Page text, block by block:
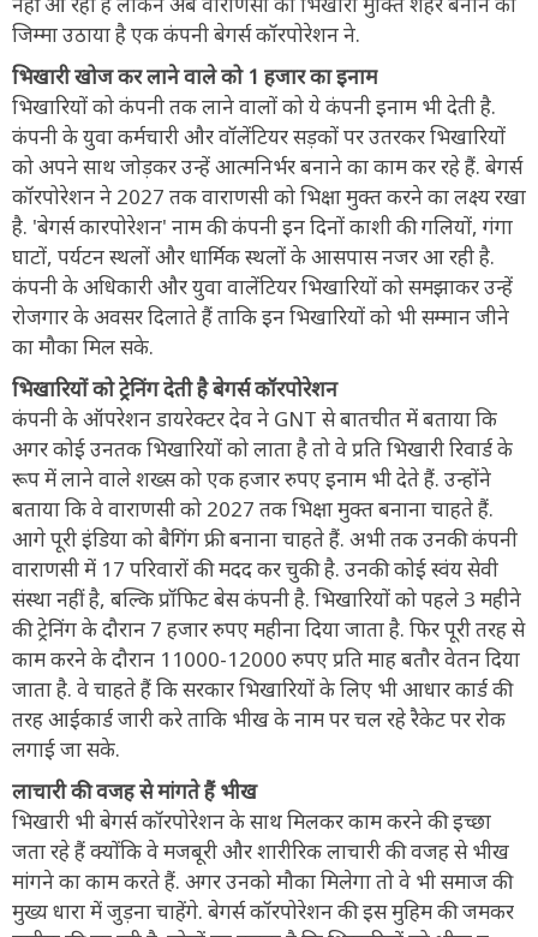
जिम्मा उठाया है एक कंपनी बेगर्स कॉरपोरेशन ने.
भिखारी खोज कर लाने वाले को 1 हजार का इनाम
भिखारियों को कंपनी तक लाने वालों को ये कंपनी इनाम भी देती है.
कंपनी के युवा कर्मचारी और वॉलेंटियर सड़कों पर उतरकर भिखारियों
को अपने साथ जोड़कर उन्हें आत्मनिर्भर बनाने का काम कर रहे हैं. बेगर्स
कॉरपोरेशन ने 2027 तक वाराणसी को भिक्षा मुक्त करने का लक्ष्य रखा
है. 'बेगर्स कारपोरेशन' नाम की कंपनी इन दिनों काशी की गलियों, गंगा
घाटों, पर्यटन स्थलों और धार्मिक स्थलों के आसपास नजर आ रही है.
कंपनी के अधिकारी और युवा वालेंटियर भिखारियों को समझाकर उन्हें
रोजगार के अवसर दिलाते हैं ताकि इन भिखारियों को भी सम्मान जीने
का मौका मिल सके.
भिखारियों को ट्रेनिंग देती है बेगर्स कॉरपोरेशन
कंपनी के ऑपरेशन डायरेक्टर देव ने GNT से बातचीत में बताया कि
अगर कोई उनतक भिखारियों को लाता है तो वे प्रति भिखारी रिवार्ड के
रूप में लाने वाले शख्स को एक हजार रुपए इनाम भी देते हैं. उन्होंने
बताया कि वे वाराणसी को 2027 तक भिक्षा मुक्त बनाना चाहते हैं.
आगे पूरी इंडिया को बैगिंग फ्री बनाना चाहते हैं. अभी तक उनकी कंपनी
वाराणसी में 17 परिवारों की मदद कर चुकी है. उनकी कोई स्वंय सेवी
संस्था नहीं है, बल्कि प्रॉफिट बेस कंपनी है. भिखारियों को पहले 3 महीने
की ट्रेनिंग के दौरान 7 हजार रुपए महीना दिया जाता है. फिर पूरी तरह से
काम करने के दौरान 11000-12000 रुपए प्रति माह बतौर वेतन दिया
जाता है. वे चाहते हैं कि सरकार भिखारियों के लिए भी आधार कार्ड की
तरह आईकार्ड जारी करे ताकि भीख के नाम पर चल रहे रैकेट पर रोक
लगाई जा सके.
लाचारी की वजह से मांगते हैं भीख
भिखारी भी बेगर्स कॉरपोरेशन के साथ मिलकर काम करने की इच्छा
जता रहे हैं क्योंकि वे मजबूरी और शारीरिक लाचारी की वजह से भीख
मांगने का काम करते हैं. अगर उनको मौका मिलेगा तो वे भी समाज की
मुख्य धारा में जुड़ना चाहेंगे. बेगर्स कॉरपोरेशन की इस मुहिम की जमकर